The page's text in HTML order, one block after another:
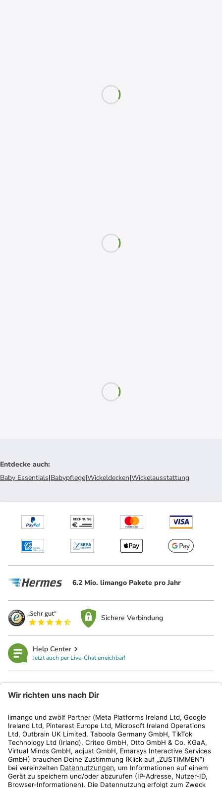
Entdecke auch:
Baby Essentials|Babypflege|Wickeldecken|Wickelausstattung
6.2 Mio. limango Pakete pro Jahr
Sichere Verbindung
Help Center
Jetzt auch per Live-Chat erreichbar!
Kundenservice
Shop
Aktionen